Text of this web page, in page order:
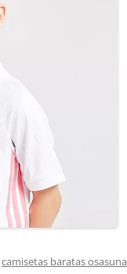
camisetas baratas osasuna